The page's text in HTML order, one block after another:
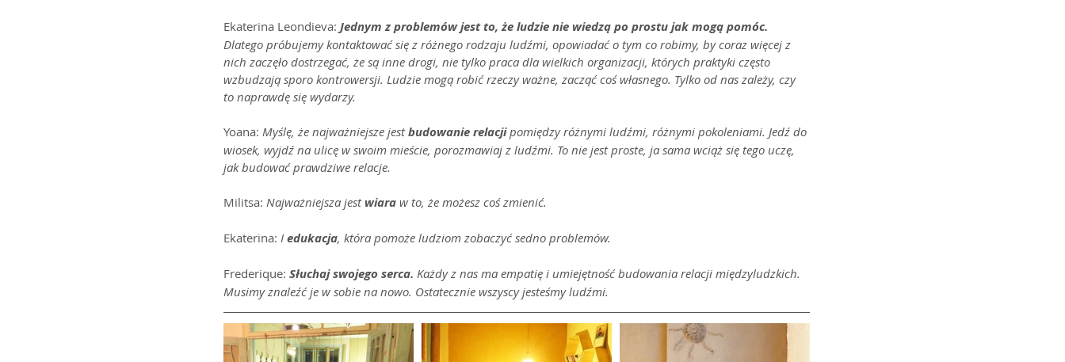
Ekaterina Leondieva: Jednym z problemów jest to, że ludzie nie wiedzą po prostu jak mogą pomóc.
Dlatego próbujemy kontaktować się z różnego rodzaju ludźmi, opowiadać o tym co robimy, by coraz więcej z
nich zaczęło dostrzegać, że są inne drogi, nie tylko praca dla wielkich organizacji, których praktyki często
wzbudzają sporo kontrowersji. Ludzie mogą robić rzeczy ważne, zacząć coś własnego. Tylko od nas zależy, czy
to naprawdę się wydarzy.
Yoana: Myślę, że najważniejsze jest budowanie relacji pomiędzy różnymi ludźmi, różnymi pokoleniami. Jedź do
wiosek, wyjdź na ulicę w swoim mieście, porozmawiaj z ludźmi. To nie jest proste, ja sama wciąż się tego uczę,
jak budować prawdziwe relacje.
Militsa: Najważniejsza jest wiara w to, że możesz coś zmienić.
Ekaterina: I edukacja, która pomoże ludziom zobaczyć sedno problemów.
Frederique: Słuchaj swojego serca. Każdy z nas ma empatię i umiejętność budowania relacji międzyludzkich.
Musimy znaleźć je w sobie na nowo. Ostatecznie wszyscy jesteśmy ludźmi.